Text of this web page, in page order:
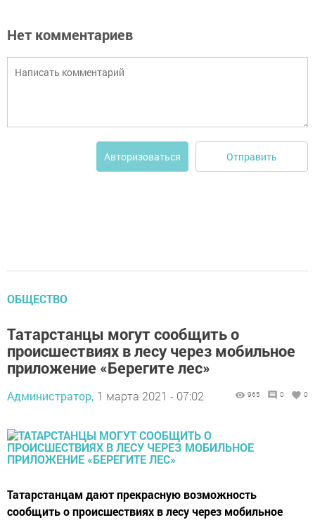
Нет комментариев
Авторизоваться Отправить
ОБЩЕСТВО
Татарстанцы могут сообщить о
происшествиях в лесу через мобильное
приложение «Берегите лес»
Администратор, 1 марта 2021 - 07:02 965 0 0
Татарстанцам дают прекрасную возможность
сообщить о происшествиях в лесу через мобильное